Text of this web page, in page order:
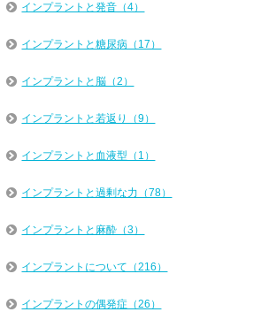
インプラントと発音（4）
インプラントと糖尿病（17）
インプラントと脳（2）
インプラントと若返り（9）
インプラントと血液型（1）
インプラントと過剰な力（78）
インプラントと麻酔（3）
インプラントについて（216）
インプラントの偶発症（26）